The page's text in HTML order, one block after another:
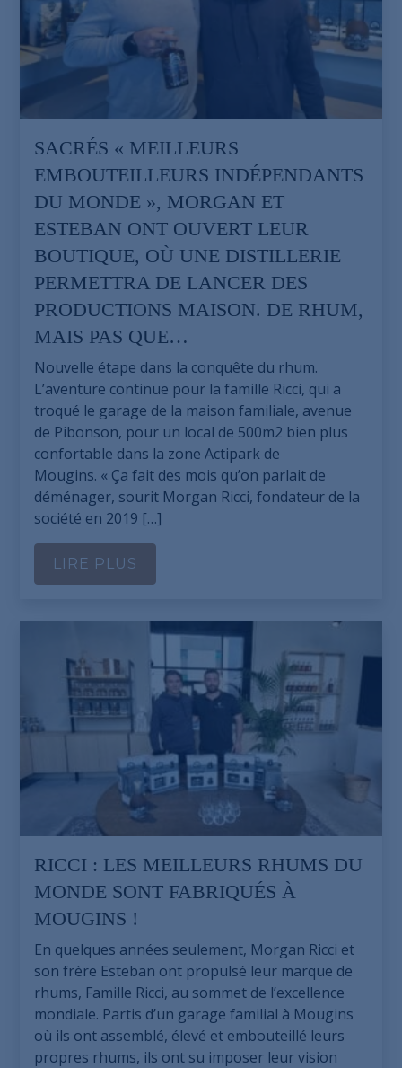
SACRÉS « MEILLEURS
EMBOUTEILLEURS INDÉPENDANTS
DU MONDE », MORGAN ET
ESTEBAN ONT OUVERT LEUR
BOUTIQUE, OÙ UNE DISTILLERIE
PERMETTRA DE LANCER DES
PRODUCTIONS MAISON. DE RHUM,
MAIS PAS QUE…
Nouvelle étape dans la conquête du rhum.
L’aventure continue pour la famille Ricci, qui a
troqué le garage de la maison familiale, avenue
de Pibonson, pour un local de 500m2 bien plus
confortable dans la zone Actipark de
Mougins. « Ça fait des mois qu’on parlait de
déménager, sourit Morgan Ricci, fondateur de la
société en 2019 […]
LIRE PLUS
RICCI : LES MEILLEURS RHUMS DU
MONDE SONT FABRIQUÉS À
MOUGINS !
En quelques années seulement, Morgan Ricci et
son frère Esteban ont propulsé leur marque de
rhums, Famille Ricci, au sommet de l’excellence
mondiale. Partis d’un garage familial à Mougins
où ils ont assemblé, élevé et embouteillé leurs
propres rhums, ils ont su imposer leur vision